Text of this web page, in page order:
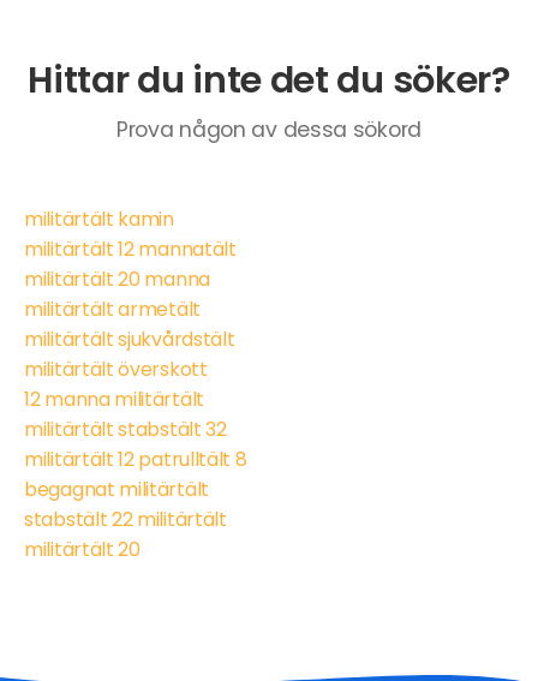
Hittar du inte det du söker?
Prova någon av dessa sökord
militärtält kamin
militärtält 12 mannatält
militärtält 20 manna
militärtält armetält
militärtält sjukvårdstält
militärtält överskott
12 manna militärtält
militärtält stabstält 32
militärtält 12 patrulltält 8
begagnat militärtält
stabstält 22 militärtält
militärtält 20